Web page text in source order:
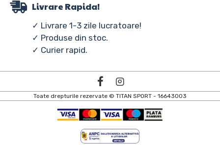
Livrare Rapida!
✓ Livrare 1-3 zile lucratoare!
✓ Produse din stoc.
✓ Curier rapid.
Toate drepturile rezervate © TITAN SPORT - 16643003